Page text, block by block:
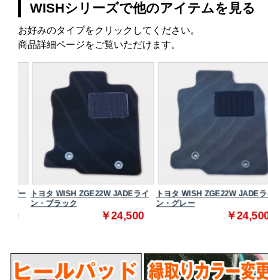
WISHシリーズで他のアイテムを見る
お好みのタイプをクリックしてください。
商品詳細ページをご覧いただけます。
トヨタ WISH ZGE22W JADEライ
ン・ブラック
￥24,500
トヨタ WISH ZGE22W JADEライ
ン・グレー
￥24,500